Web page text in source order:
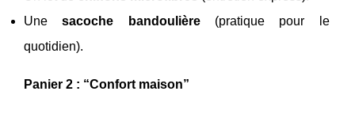
Unesacoche bandoulière(pratique pour le
quotidien).
Panier 2 : “Confort maison”